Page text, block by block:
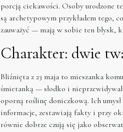
porcją ciekawości. Osoby urodzone
są archetypowym przykładem tego,
zauważyć — mają w sobie ten
Charakter: dwie
Bliźnięta z 23 maja to mieszanka
śmietanką — słodko i
oporną roślinę doniczkową. Ich
informacje, zestawiają fakty i przy
równie dobrze czują się jako